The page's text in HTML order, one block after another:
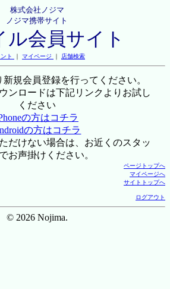
株式会社ノジマ
ノジマ携帯サイト
ル会員サイト
ト ｜ マイページ ｜ 店舗検索
新規会員登録を行ってください。
ンロードは下記リンクよりお試し
ください
の方はコチラ
の方はコチラ
だけない場合は、お近くのスタッ
お声掛けください。
ページトップへ
マイページへ
サイトトップへ
ログアウト
© 2026 Nojima.